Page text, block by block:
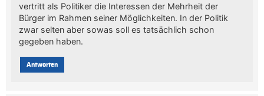
vertritt als Politiker die Interessen der Mehrheit der
Bürger im Rahmen seiner Möglichkeiten. In der Politik
zwar selten aber sowas soll es tatsächlich schon
gegeben haben.
Antworten